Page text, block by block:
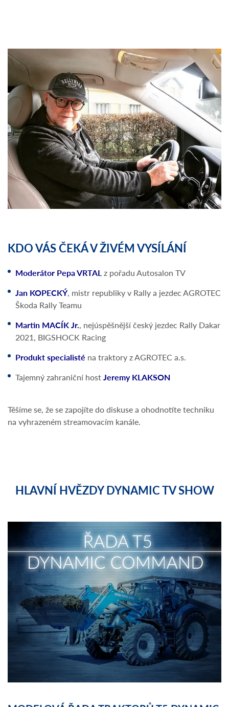
KDO VÁS ČEKÁ V ŽIVÉM VYSÍLÁNÍ
Moderátor Pepa VRTALz pořadu Autosalon TV
Jan KOPECKÝ, mistr republiky v Rally a jezdec AGROTEC
Škoda Rally Teamu
Martin MACÍK Jr., nejúspěšnější český jezdec Rally Dakar
2021, BIGSHOCK Racing
Produkt specialisté na traktory z AGROTEC a.s.
Tajemný zahraniční hostJeremy KLAKSON
Těšíme se, že se zapojíte do diskuse a ohodnotíte techniku
na vyhrazeném streamovacím kanále.
HLAVNÍ HVĚZDY DYNAMIC TV SHOW